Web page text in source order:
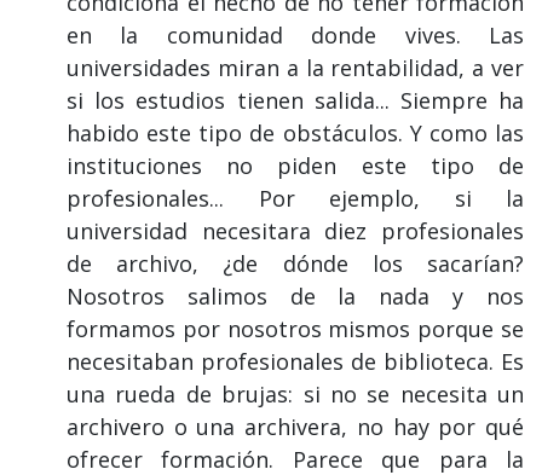
en la comunidad donde vives. Las
universidades miran a la rentabilidad, a ver
si los estudios tienen salida... Siempre ha
habido este tipo de obstáculos. Y como las
instituciones no piden este tipo de
profesionales... Por ejemplo, si la
universidad necesitara diez profesionales
de archivo, ¿de dónde los sacarían?
Nosotros salimos de la nada y nos
formamos por nosotros mismos porque se
necesitaban profesionales de biblioteca. Es
una rueda de brujas: si no se necesita un
archivero o una archivera, no hay por qué
ofrecer formación. Parece que para la